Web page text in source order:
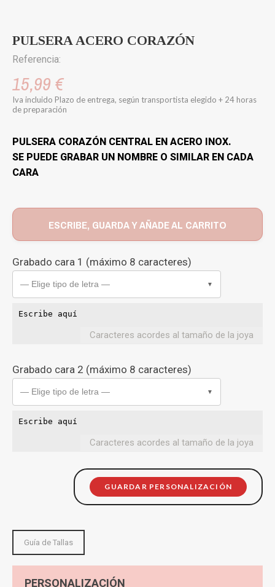
PULSERA ACERO CORAZÓN
Referencia:
15,99 €
Iva incluido Plazo de entrega, según transportista elegido + 24 horas
de preparación
PULSERA CORAZÓN CENTRAL EN ACERO INOX.
SE PUEDE GRABAR UN NOMBRE O SIMILAR EN CADA
CARA
ESCRIBE, GUARDA Y AÑADE AL CARRITO
Grabado cara 1 (máximo 8 caracteres)
— Elige tipo de letra — ▼
Caracteres acordes al tamaño de la joya
Grabado cara 2 (máximo 8 caracteres)
— Elige tipo de letra — ▼
Caracteres acordes al tamaño de la joya
GUARDAR PERSONALIZACIÓN
Guía de Tallas
PERSONALIZACIÓN